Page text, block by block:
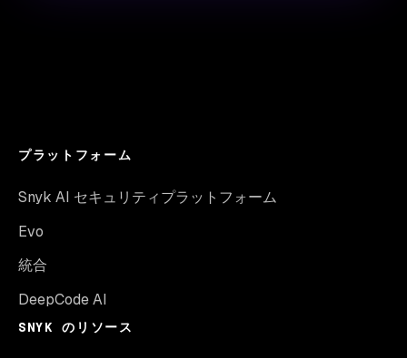
プラットフォーム
Snyk AI セキュリティプラットフォーム
Evo
統合
DeepCode AI
SNYK のリソース